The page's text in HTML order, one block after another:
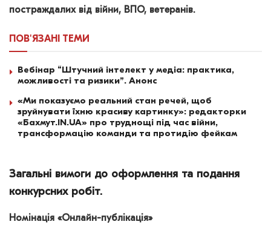
постраждалих від війни, ВПО, ветеранів.
ПОВ'ЯЗАНІ ТЕМИ
Вебінар “Штучний інтелект у медіа: практика,
можливості та ризики”. Анонс
«Ми показуємо реальний стан речей, щоб
зруйнувати їхню красиву картинку»: редакторки
«Бахмут.IN.UA» про труднощі під час війни,
трансформацію команди та протидію фейкам
Загальні вимоги до оформлення та подання
конкурсних робіт.
Номінація «Онлайн-публікація»